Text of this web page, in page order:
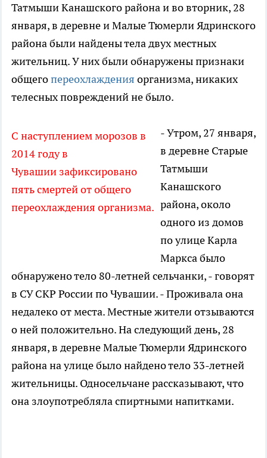
Татмыши Канашского района и во вторник, 28
января, в деревне и Малые Тюмерли Ядринского
района были найдены тела двух местных
жительниц. У них были обнаружены признаки
общегопереохлаждения организма, никаких
телесных повреждений не было.
С наступлениемморозов в
2014 году в
Чувашии зафиксировано
пять смертей от общего
переохлаждения организма.
- Утром, 27 января,
в деревне Старые
Татмыши
Канашского
района, около
одного из домов
по улице Карла
Маркса было
обнаружено тело 80-летней сельчанки, - говорят
в СУ СКР России по Чувашии. - Проживала она
недалеко от места. Местные жители отзываются
о ней положительно. На следующий день, 28
января, в деревне Малые Тюмерли Ядринского
района на улице было найдено тело 33-летней
жительницы. Односельчане рассказывают, что
она злоупотребляла спиртными напитками.